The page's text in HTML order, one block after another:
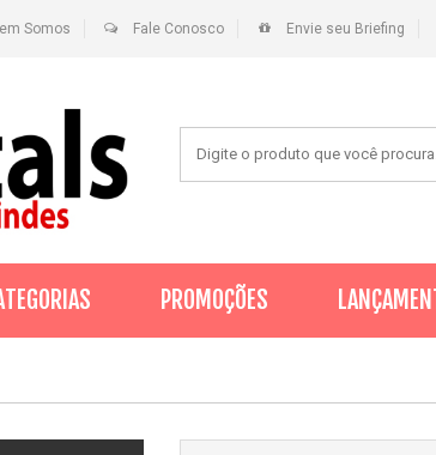
Somos Fale Conosco Envie seu Briefing
PROMOÇÕES